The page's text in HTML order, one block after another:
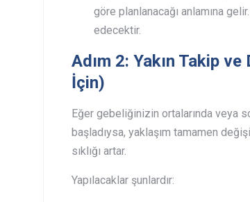
göre planlanacağı anlamına
edecektir.
Adım 2: Yakın Takip
İçin)
Eğer gebeliğinizin ortalarında veya
başladıysa, yaklaşım tamamen
sıklığı artar.
Yapılacaklar şunlardır: